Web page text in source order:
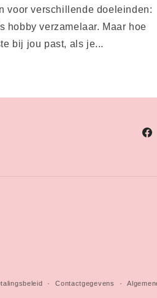
voor verschillende doeleinden:
hobby verzamelaar. Maar hoe
bij jou past, als je...
Contactgegevens